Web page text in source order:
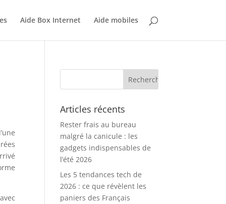
Aide Box Internet Aide mobiles
Articles récents
Rester frais au bureau
malgré la canicule : les
gadgets indispensables de
l’été 2026
Les 5 tendances tech de
2026 : ce que révèlent les
paniers des Français